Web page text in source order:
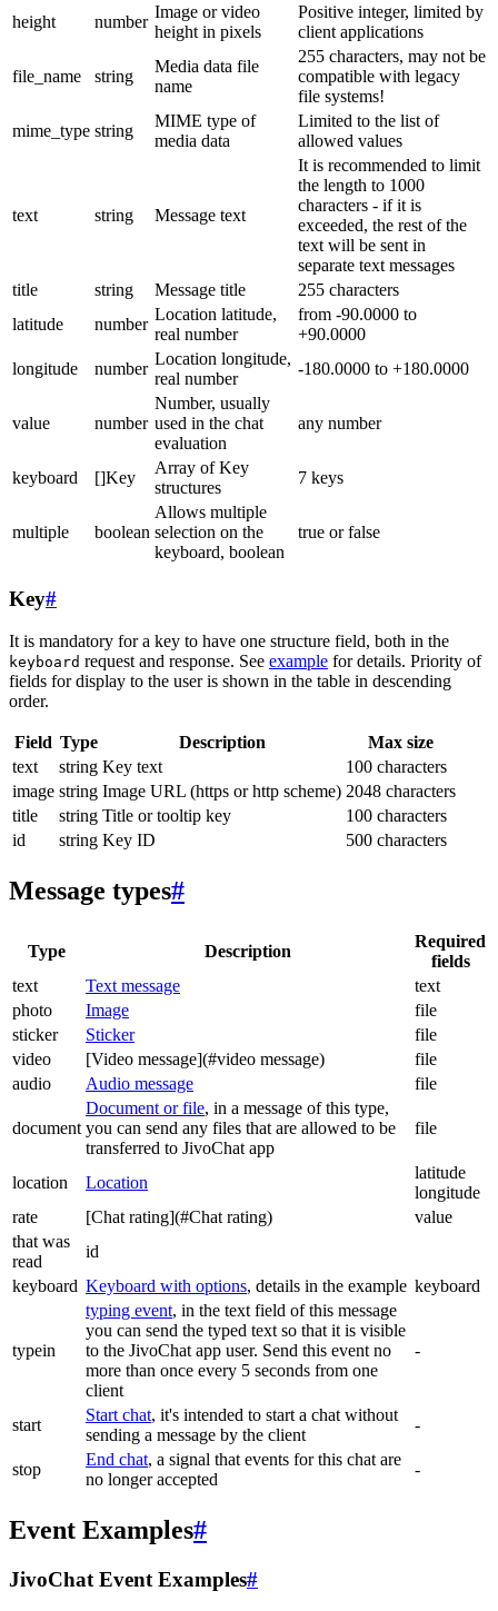
height
number
Image or video
height in pixels
Positive integer, limited by
client applications
file_name string
Media data file
name
255 characters, may not be
compatible with legacy
file systems!
mime_type string
MIME type of
media data
Limited to the list of
allowed values
text string Message text
It is recommended to limit
the length to 1000
characters - if it is
exceeded, the rest of the
text will be sent in
separate text messages
title
string Message title
255 characters
latitude
number
Location latitude,
real number
from -90.0000 to
+90.0000
longitude
number
Location longitude,
real number
-180.0000 to +180.0000
value number
Number, usually
used in the chat
evaluation
any number
keyboard []Key
Array of Key
structures
7 keys
multiple boolean
Allows multiple
selection on the
keyboard, boolean
true or false
Key#
It is mandatory for a key to have one structure field, both in the
keyboard request and response. See example for details. Priority of
fields for display to the user is shown in the table in descending
order.
Field Type Description
Max size
text
string Key text
100 characters
image string Image URL (https or http scheme) 2048 characters
title
string Title or tooltip key
100 characters
id
string Key ID 500 characters
Message types#
Type Description
Required
fields
text
Text message
text
photo
Image
file
sticker
Sticker
file
video
[Video message](#video message)
file
audio
Audio message file
document
Document or file, in a message of this type,
you can send any files that are allowed to be
transferred to JivoChat app
file
location Location
latitude
longitude
rate
[Chat rating](#Chat rating)
value
that was
read
id
keyboard Keyboard with options, details in the example keyboard
typein
typing event, in the text field of this message
you can send the typed text so that it is visible
to the JivoChat app user. Send this event no
more than once every 5 seconds from one
client
-
start
Start chat, it's intended to start a chat without
sending a message by the client
-
stop
End chat, a signal that events for this chat are
no longer accepted
-
Event Examples#
JivoChat Event Examples#